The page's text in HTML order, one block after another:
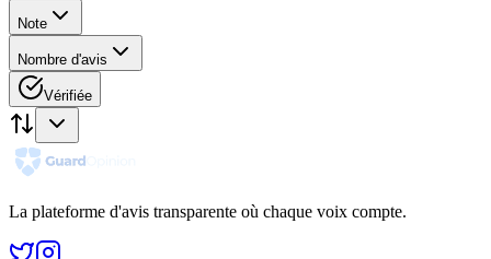
Note
Nombre d'avis
Vérifiée
La plateforme d'avis transparente où chaque voix compte.